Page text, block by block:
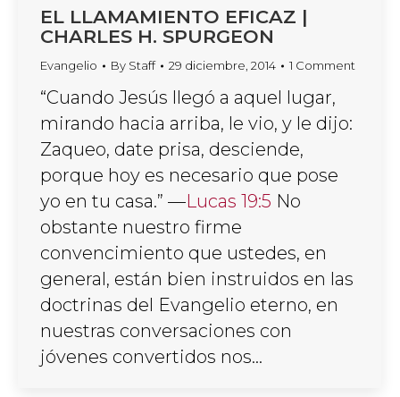
EL LLAMAMIENTO EFICAZ |
CHARLES H. SPURGEON
Evangelio By Staff 29 diciembre, 2014 1 Comment
“Cuando Jesús llegó a aquel lugar,
mirando hacia arriba, le vio, y le dijo:
Zaqueo, date prisa, desciende,
porque hoy es necesario que pose
yo en tu casa.” —Lucas 19:5 No
obstante nuestro firme
convencimiento que ustedes, en
general, están bien instruidos en las
doctrinas del Evangelio eterno, en
nuestras conversaciones con
jóvenes convertidos nos…